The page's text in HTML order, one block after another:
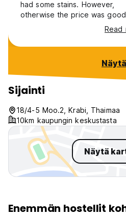
had some stains. However,
otherwise the price was good
considering the location. Also
workers in a bar were really
Read
Sijainti
18/4-5 Moo.2, Krabi, Thaimaa
10km kaupungin keskustasta
Näytä
Enemmän hostellit